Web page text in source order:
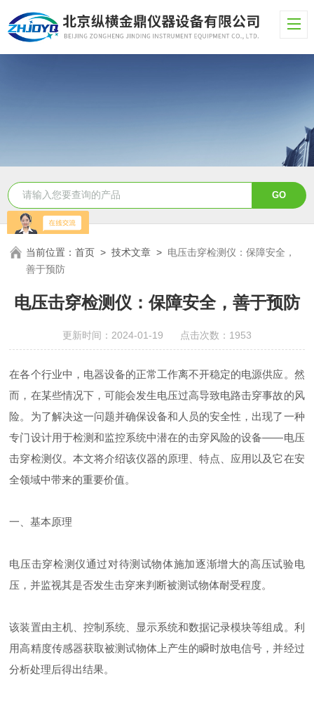
当前位置：首页 >技术文章 > 电压击穿检测仪：保障安全，
善于预防
电压击穿检测仪：保障安全，善于预防
更新时间：2024-01-19 点击次数：1953
在各个行业中，电器设备的正常工作离不开稳定的电源供应。然
而，在某些情况下，可能会发生电压过高导致电路击穿事故的风
险。为了解决这一问题并确保设备和人员的安全性，出现了一种
专门设计用于检测和监控系统中潜在的击穿风险的设备——电压
击穿检测仪。本文将介绍该仪器的原理、特点、应用以及它在安
全领域中带来的重要价值。
一、基本原理
电压击穿检测仪通过对待测试物体施加逐渐增大的高压试验电
压，并监视其是否发生击穿来判断被测试物体耐受程度。
该装置由主机、控制系统、显示系统和数据记录模块等组成。利
用高精度传感器获取被测试物体上产生的瞬时放电信号，并经过
分析处理后得出结果。